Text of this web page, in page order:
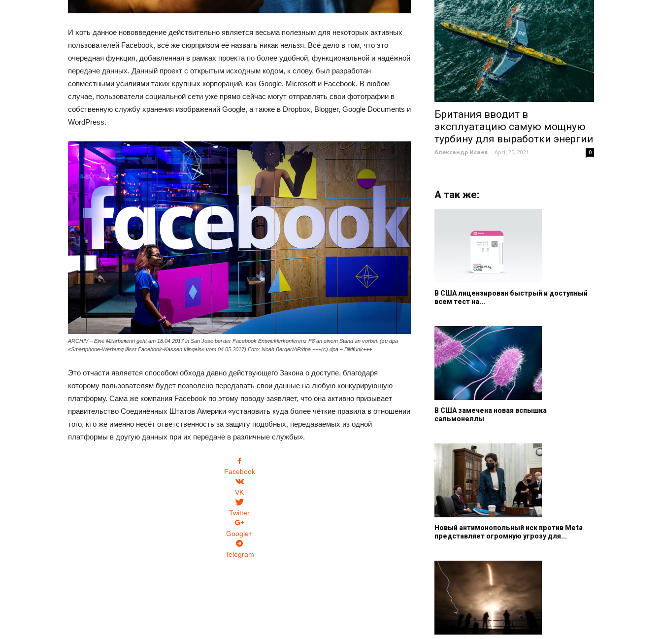
И хоть данное нововведение действительно является весьма полезным для некоторых активных
пользователей Facebook, всё же сюрпризом её назвать никак нельзя. Всё дело в том, что это
очередная функция, добавленная в рамках проекта по более удобной, функциональной и надёжной
передаче данных. Данный проект с открытым исходным кодом, к слову, был разработан
совместными усилиями таких крупных корпораций, как Google, Microsoft и Facebook. В любом
случае, пользователи социальной сети уже прямо сейчас могут отправлять свои фотографии в
собственную службу хранения изображений Google, а также в Dropbox, Blogger, Google Documents и
WordPress.
ARCHIV – Eine Mitarbeiterin geht am 18.04.2017 in San Jose bei der Facebook Entwicklerkonferenz F8 an einem Stand an vorbei. (zu dpa
«Smartphone-Werbung lässt Facebook-Kassen klingeln» vom 04.05.2017) Foto: Noah Berger/AP/dpa +++(c) dpa – Bildfunk+++
Это отчасти является способом обхода давно действующего Закона о доступе, благодаря
которому пользователям будет позволено передавать свои данные на любую конкурирующую
платформу. Сама же компания Facebook по этому поводу заявляет, что она активно призывает
правительство Соединённых Штатов Америки «установить куда более чёткие правила в отношении
того, кто же именно несёт ответственность за защиту подобных, передаваемых из одной
платформы в другую данных при их передаче в различные службы».
Facebook
VK
Twitter
Google+
Telegram
Британия вводит в
эксплуатацию самую мощную
турбину для выработки энергии
Александр Исаев - April 25, 2021 0
А так же:
В США лицензирован быстрый и доступный
всем тест на...
В США замечена новая вспышка
сальмонеллы
Новый антимонопольный иск против Meta
представляет огромную угрозу для...